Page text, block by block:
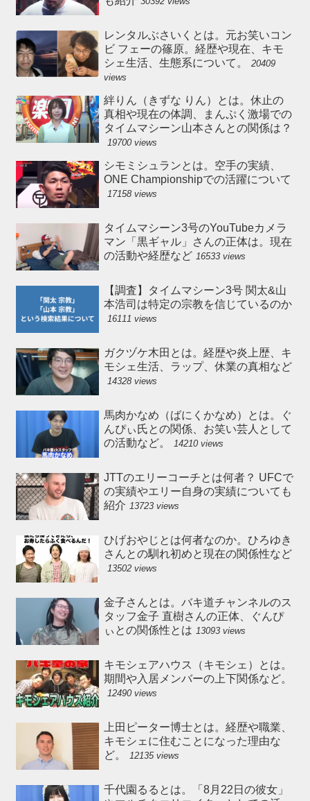
レンタルぶさいくとは。元お笑いコン
ビ フェーの篠原。経歴や現在、キモ
シェ生活、生態系について。
20409
views
絆りん（きずな りん）とは。休止の
真相や現在の体調、まんぷく激場での
タイムマシーン山本さんとの関係は？
19700 views
シモミシュランとは。空手の実績、
ONE Championshipでの活躍について
17158 views
タイムマシーン3号のYouTubeカメラ
マン「黒ギャル」さんの正体は。現在
の活動や経歴など 16533 views
【調査】タイムマシーン3号 関太&山
本浩司は特定の宗教を信じているのか
16111 views
ガクヅケ木田とは。経歴や炎上歴、キ
モシェ生活、ラップ、休業の真相など
14328 views
馬肉かなめ（ばにくかなめ）とは。ぐ
んぴぃ氏との関係、お笑い芸人として
の活動など。
14210 views
JTTのエリーコーチとは何者？ UFCで
の実績やエリー自身の実績についても
紹介 13723 views
ひげおやじとは何者なのか。ひろゆき
さんとの馴れ初めと現在の関係性など
13502 views
金子さんとは。バキ道チャンネルのス
タッフ金子 直樹さんの正体、ぐんぴ
ぃとの関係性とは 13093 views
キモシェアハウス（キモシェ）とは。
期間や入居メンバーの上下関係など。
12490 views
上田ピーター博士とは。経歴や職業、
キモシェに住むことになった理由な
ど。
12135 views
千代園るるとは。「8月22日の彼女」